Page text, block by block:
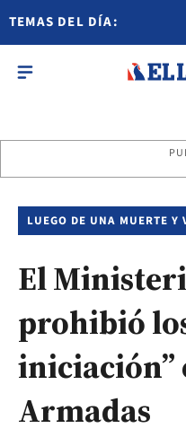
TEMAS DEL DÍA:
LUEGO DE UNA MUERTE Y
El
prohibió
iniciación”
Armadas